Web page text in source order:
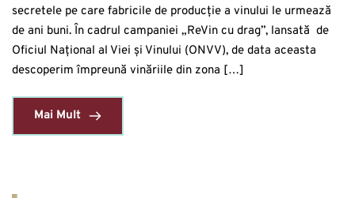
secretele pe care fabricile de producție a vinului le urmează
de ani buni. În cadrul campaniei „ReVin cu drag”, lansată de
Oficiul Național al Viei și Vinului (ONVV), de data aceasta
descoperim împreună vinăriile din zona […]
Mai Mult